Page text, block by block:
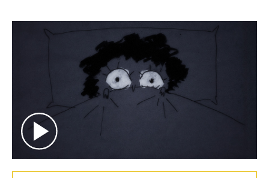
Filmes - Animar
Sobre nós & Contactos
Curtas Vila do Conde
Animar
LEGENDA DISPONÍVEL
Legenda disponível
ANO
Ano